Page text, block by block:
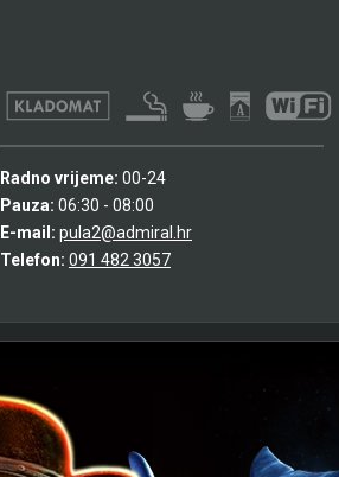
Radno vrijeme: 00-24
Pauza: 06:30 - 08:00
E-mail: pula2@admiral.hr
Telefon: 091 482 3057